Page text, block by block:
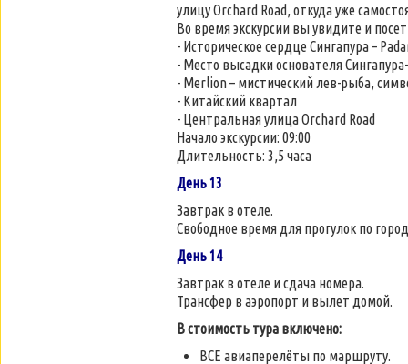
улицу Orchard Road, откуда уже
Во время экскурсии вы увидите и
- Историческое сердце Сингапура –
- Место высадки основателя
- Merlion – мистический лев-рыба,
- Китайский квартал
- Центральная улица Orchard Road
Начало экскурсии: 09:00
Длительность: 3,5 часа
День 13
Завтрак в отеле.
Свободное время для прогулок по
День 14
Завтрак в отеле и сдача номера.
Трансфер в аэропорт и вылет домой.
В стоимость тура включено:
ВСЕ авиаперелёты по маршруту.